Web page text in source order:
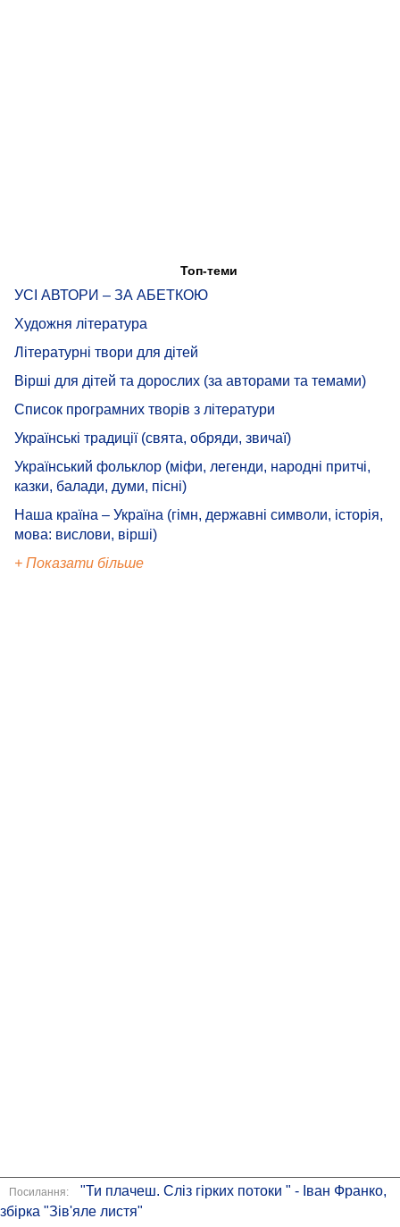
Топ-теми
УСІ АВТОРИ – ЗА АБЕТКОЮ
Художня література
Літературні твори для дітей
Вірші для дітей та дорослих (за авторами та темами)
Список програмних творів з літератури
Українські традиції (свята, обряди, звичаї)
Український фольклор (міфи, легенди, народні притчі,
казки, балади, думи, пісні)
Наша країна – Україна (гімн, державні символи, історія,
мова: вислови, вірші)
+ Показати більше
Посилання:
"Ти плачеш. Сліз гірких потоки " - Іван Франко,
збірка "Зів'яле листя"